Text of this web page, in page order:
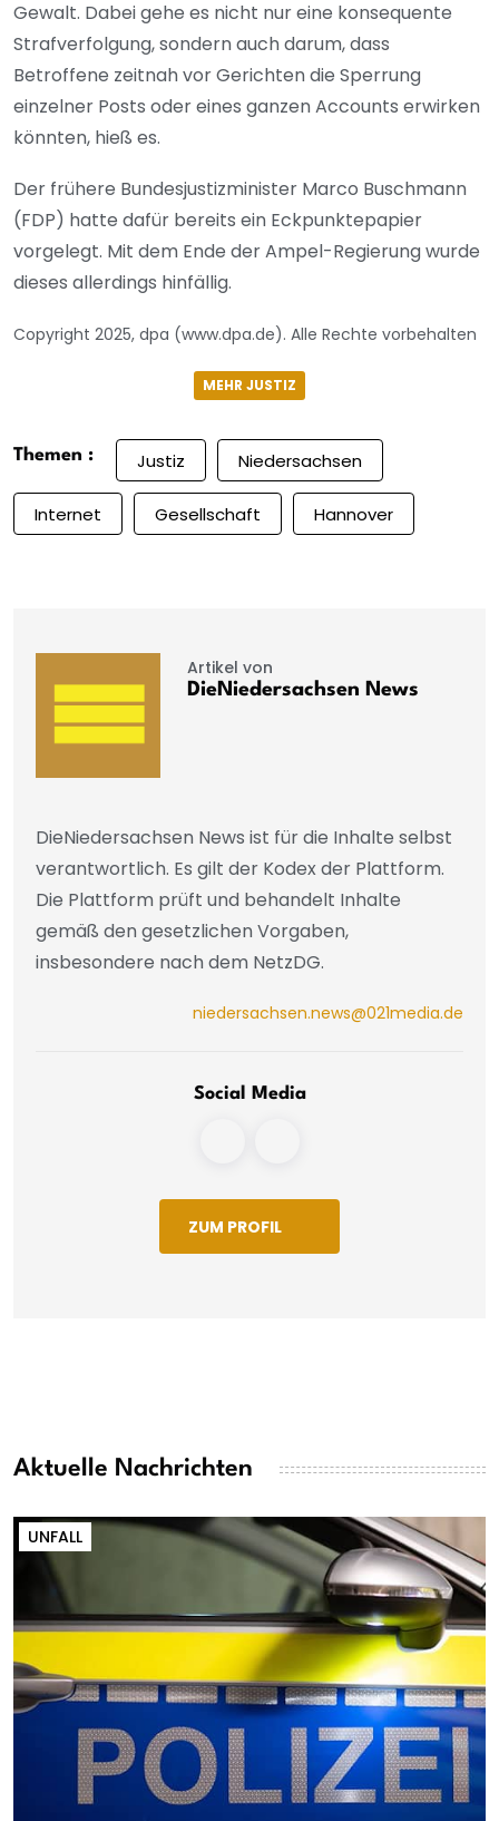
Gewalt. Dabei gehe es nicht nur eine konsequente
Strafverfolgung, sondern auch darum, dass
Betroffene zeitnah vor Gerichten die Sperrung
einzelner Posts oder eines ganzen Accounts erwirken
könnten, hieß es.
Der frühere Bundesjustizminister Marco Buschmann
(FDP) hatte dafür bereits ein Eckpunktepapier
vorgelegt. Mit dem Ende der Ampel-Regierung wurde
dieses allerdings hinfällig.
Copyright 2025, dpa (www.dpa.de). Alle Rechte vorbehalten
MEHR JUSTIZ
Themen : Justiz Niedersachsen
Internet Gesellschaft Hannover
Artikel von
DieNiedersachsen News
DieNiedersachsen News ist für die Inhalte selbst
verantwortlich. Es gilt der Kodex der Plattform.
Die Plattform prüft und behandelt Inhalte
gemäß den gesetzlichen Vorgaben,
insbesondere nach dem NetzDG.
niedersachsen.news@021media.de
Social Media
ZUM PROFIL
Aktuelle Nachrichten
UNFALL